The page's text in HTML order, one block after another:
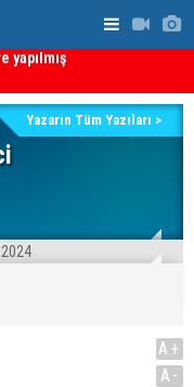
En
ABD'nin
Yazarın Tüm Yazıları >
A+
A-